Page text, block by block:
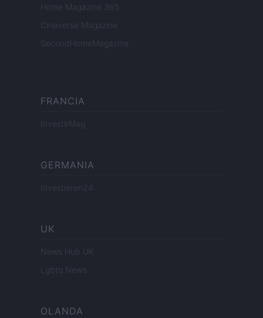
Home Magazine 365
Cineverse Magazine
SecondHomeMagazine
FRANCIA
InvestirMag
GERMANIA
Investieren24
UK
News Hub UK
Lgbtq News
OLANDA